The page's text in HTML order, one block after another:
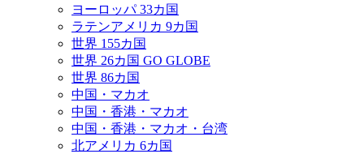
ヨーロッパ 33カ国
ラテンアメリカ 9カ国
世界 155カ国
世界 26カ国 GO GLOBE
世界 86カ国
中国・マカオ
中国・香港・マカオ
中国・香港・マカオ・台湾
北アメリカ 6カ国